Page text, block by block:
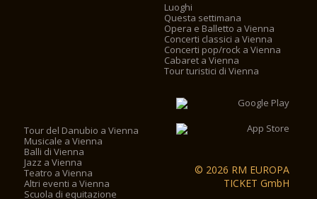
Luoghi
Questa settimana
Opera e Balletto a Vienna
Concerti classici a Vienna
Concerti pop/rock a Vienna
Cabaret a Vienna
Tour turistici di Vienna
Tour del Danubio a Vienna
Musicale a Vienna
Balli di Vienna
Jazz a Vienna
Teatro a Vienna
Altri eventi a Vienna
Scuola di equitazione
© 2026 RM EUROPA
TICKET GmbH